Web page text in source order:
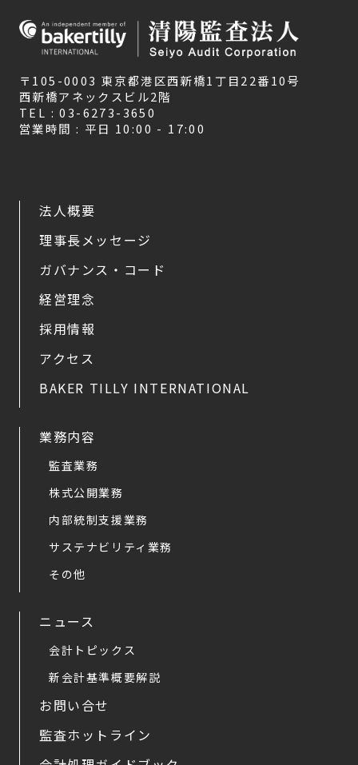
〒105-0003 東京都港区西新橋1丁目22番10号
西新橋アネックスビル2階
TEL : 03-6273-3650
営業時間 : 平日 10:00 - 17:00
法人概要
理事長メッセージ
ガバナンス・コード
経営理念
採用情報
アクセス
BAKER TILLY INTERNATIONAL
業務内容
監査業務
株式公開業務
内部統制支援業務
サステナビリティ業務
その他
ニュース
会計トピックス
新会計基準概要解説
お問い合せ
監査ホットライン